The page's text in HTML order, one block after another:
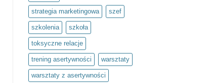
strategia marketingowa szef
szkolenia szkoła
toksyczne relacje
trening asertywności warsztaty
warsztaty z asertywności